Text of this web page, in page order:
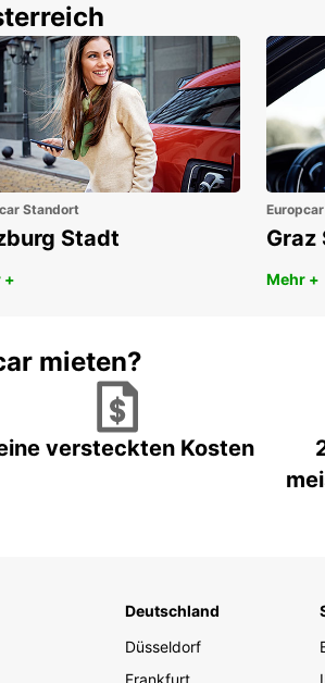
Standort
Stadt
+
Graz
Mehr +
mieten?
versteckten Kosten
Deutschland
Düsseldorf